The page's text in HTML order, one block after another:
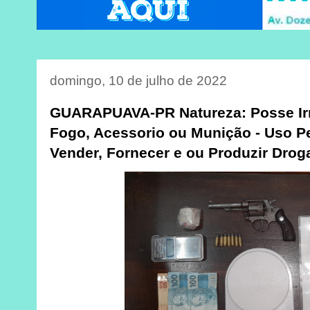
domingo, 10 de julho de 2022
GUARAPUAVA-PR Natureza: Posse
Fogo, Acessorio ou Munição - Uso
Vender, Fornecer e ou Produzir